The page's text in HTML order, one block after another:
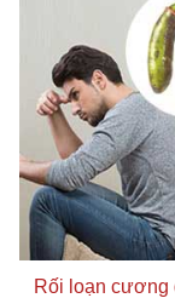
Rối loạn cương